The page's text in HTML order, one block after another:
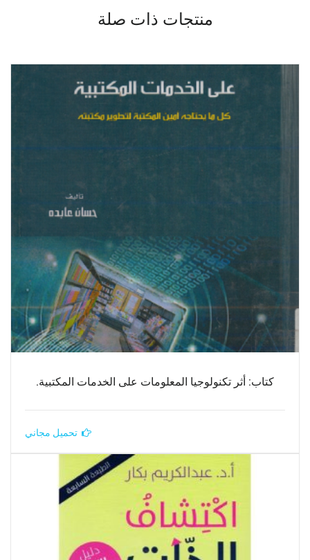
منتجات ذات صلة
كتاب: أثر تكنولوجيا المعلومات على الخدمات المكتبية.
تحميل مجاني